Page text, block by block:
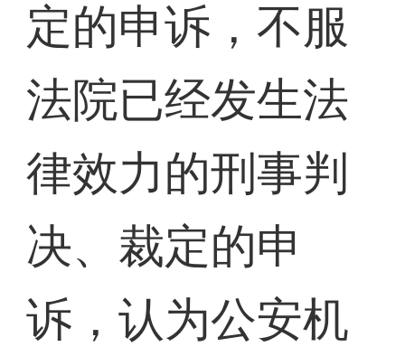
定的申诉，不服
法院已经发生法
律效力的刑事判
决、裁定的申
诉，认为公安机